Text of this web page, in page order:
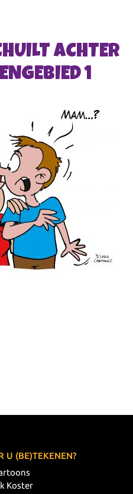
ACHTER
1
U (BE)TEKENEN?
Koster